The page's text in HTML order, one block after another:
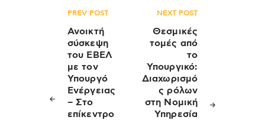
Πλοήγηση
άρθρων
PREV POST
Ανοικτή
σύσκεψη
του ΕΒΕΛ
με τον
Υπουργό
Ενέργειας
– Στο
επίκεντρο
NEXT POST
Θεσμικές
τομές από
το
Υπουργικό:
Διαχωρισμό
ς ρόλων
στη Νομική
Υπηρεσία